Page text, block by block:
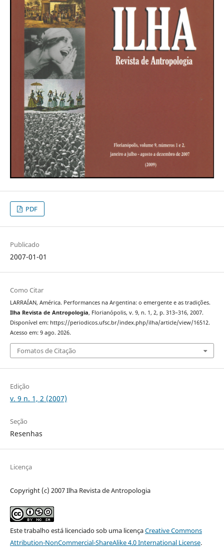
PDF
Publicado
2007-01-01
Como Citar
LARRAÍAN, América. Performances na Argentina: o emergente e as tradições.
Ilha Revista de Antropologia, Florianópolis, v. 9, n. 1, 2, p. 313–316, 2007.
Disponível em: https://periodicos.ufsc.br/index.php/ilha/article/view/16512.
Acesso em: 9 ago. 2026.
Fomatos de Citação
Edição
v. 9 n. 1, 2 (2007)
Seção
Resenhas
Licença
Copyright (c) 2007 Ilha Revista de Antropologia
Este trabalho está licenciado sob uma licençaCreative Commons
Attribution-NonCommercial-ShareAlike 4.0 International License.